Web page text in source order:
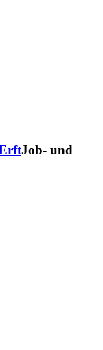
Job- und